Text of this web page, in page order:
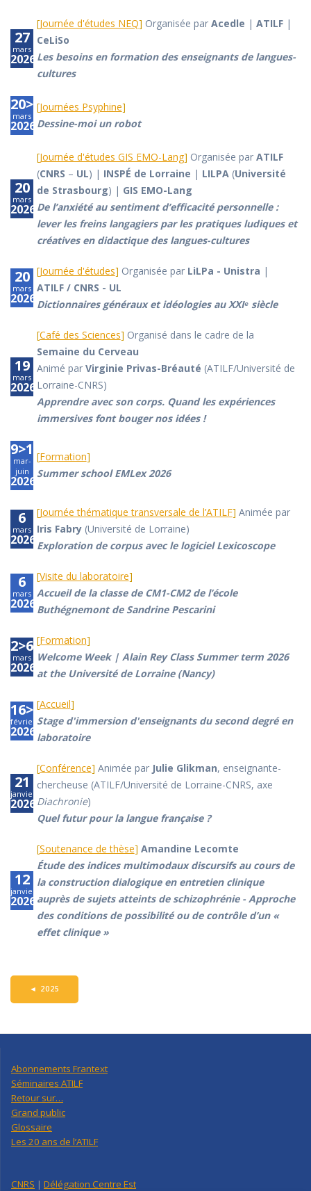
27
mars
2026
[Journée d'études NEQ] Organisée par Acedle | ATILF|
CeLiSo
Les besoins en formation des enseignants de langues-
cultures
20>21
mars
2026
[Journées Psyphine]
Dessine-moi un robot
20
mars
2026
[Journée d'études GIS EMO-Lang] Organisée par ATILF
(CNRS – UL) | INSPÉ de Lorraine | LILPA (Université
de Strasbourg) | GIS EMO-Lang
De l’anxiété au sentiment d’efficacité personnelle :
lever les freins langagiers par les pratiques ludiques et
créatives en didactique des langues-cultures
20
mars
2026
[Journée d'études] Organisée par LiLPa - Unistra |
ATILF / CNRS - UL
Dictionnaires généraux et idéologies au XXIᵉ siècle
19
mars
2026
[Café des Sciences] Organisé dans le cadre de la
Semaine du Cerveau
Animé par Virginie Privas-Bréauté (ATILF/Université de
Lorraine-CNRS)
Apprendre avec son corps. Quand les expériences
immersives font bouger nos idées !
9>12
mar-
juin
2026
[Formation]
Summer school EMLex 2026
6
mars
2026
[Journée thématique transversale de l’ATILF] Animée par
Iris Fabry(Université de Lorraine)
Exploration de corpus avec le logiciel Lexicoscope
6
mars
2026
[Visite du laboratoire]
Accueil de la classe de CM1-CM2 de l’école
Buthégnemont de Sandrine Pescarini
2>6
mars
2026
[Formation]
Welcome Week | Alain Rey Class Summer term 2026
at the Université de Lorraine (Nancy)
16>19
février
2026
[Accueil]
Stage d'immersion d'enseignants du second degré en
laboratoire
21
janvier
2026
[Conférence] Animée par Julie Glikman, enseignante-
chercheuse (ATILF/Université de Lorraine-CNRS, axe
Diachronie)
Quel futur pour la langue française ?
12
janvier
2026
[Soutenance de thèse] Amandine Lecomte
Étude des indices multimodaux discursifs au cours de
la construction dialogique en entretien clinique
auprès de sujets atteints de schizophrénie - Approche
des conditions de possibilité ou de contrôle d’un «
effet clinique »
◄ 2025
Abonnements Frantext
Séminaires ATILF
Retour sur…
Grand public
Glossaire
Les 20 ans de l’ATILF
CNRS | Délégation Centre Est